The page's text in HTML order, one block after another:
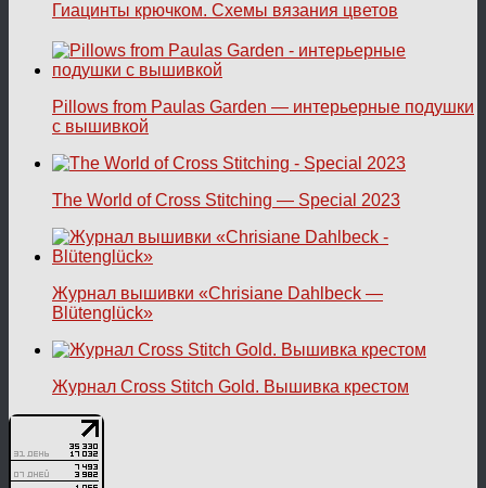
Гиацинты крючком. Схемы вязания цветов
Pillows from Paulas Garden — интерьерные подушки
с вышивкой
The World of Cross Stitching — Special 2023
Журнал вышивки «Chrisiane Dahlbeck —
Blütenglück»
Журнал Cross Stitch Gold. Вышивка крестом